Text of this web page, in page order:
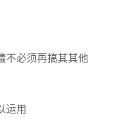
不必须再搞其其他
运用